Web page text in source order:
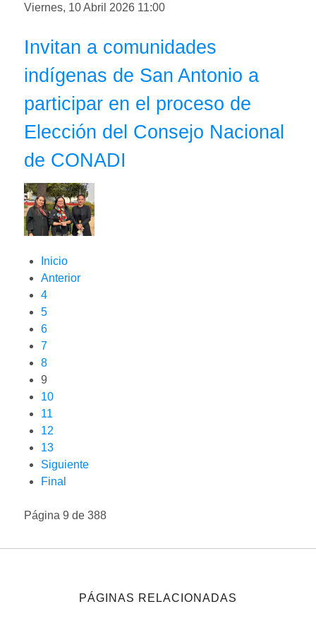
Viernes, 10 Abril 2026 11:00
Invitan a comunidades
indígenas de San Antonio a
participar en el proceso de
Elección del Consejo Nacional
de CONADI
Inicio
Anterior
4
5
6
7
8
9
10
11
12
13
Siguiente
Final
Página 9 de 388
PÁGINAS RELACIONADAS